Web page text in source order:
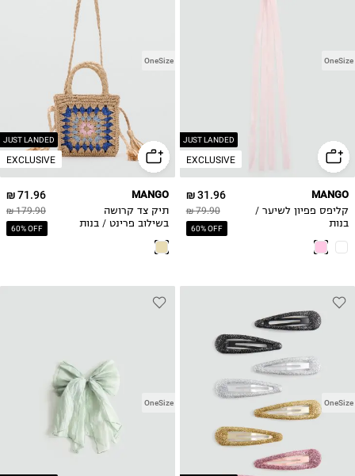
JUST LANDED
EXCLUSIVE
OneSize
31.96 ₪
79.90 ₪
60% OFF
MANGO
קליפס פפיון לשיער /
בנות
JUST LANDED
EXCLUSIVE
OneSize
71.96 ₪
179.90 ₪
60% OFF
MANGO
תיק צד קרושה
בשילוב פרינט / בנות
OneSize
OneSize